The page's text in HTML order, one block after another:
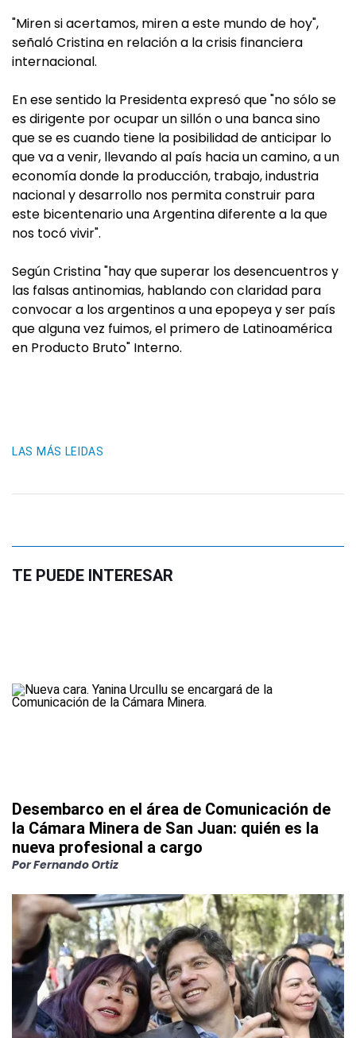
"Miren si acertamos, miren a este mundo de hoy",
señaló Cristina en relación a la crisis financiera
internacional.
En ese sentido la Presidenta expresó que "no sólo se
es dirigente por ocupar un sillón o una banca sino
que se es cuando tiene la posibilidad de anticipar lo
que va a venir, llevando al país hacia un camino, a un
economía donde la producción, trabajo, industria
nacional y desarrollo nos permita construir para
este bicentenario una Argentina diferente a la que
nos tocó vivir".
Según Cristina "hay que superar los desencuentros y
las falsas antinomias, hablando con claridad para
convocar a los argentinos a una epopeya y ser país
que alguna vez fuimos, el primero de Latinoamérica
en Producto Bruto" Interno.
LAS MÁS LEIDAS
TE PUEDE INTERESAR
Desembarco en el área de Comunicación de
la Cámara Minera de San Juan: quién es la
nueva profesional a cargo
PorFernando Ortiz